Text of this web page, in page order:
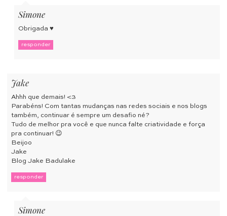
Simone
Obrigada ♥
responder
Jake
Ahhh que demais! <3
Parabéns! Com tantas mudanças nas redes sociais e nos blogs
também, continuar é sempre um desafio né?
Tudo de melhor pra você e que nunca falte criatividade e força
pra continuar! 😉
Beijoo
Jake
Blog Jake Badulake
responder
Simone